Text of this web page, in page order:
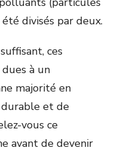
divisés par deux.
ces
à un
majorité en
et de
vous ce
avant de devenir